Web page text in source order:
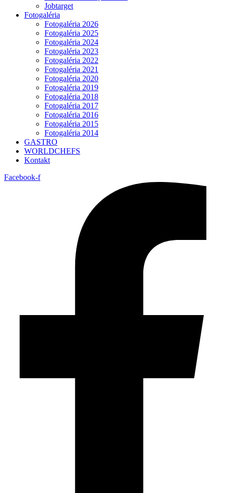
Jobtarget
Fotogaléria
Fotogaléria 2026
Fotogaléria 2025
Fotogaléria 2024
Fotogaléria 2023
Fotogaléria 2022
Fotogaléria 2021
Fotogaléria 2020
Fotogaléria 2019
Fotogaléria 2018
Fotogaléria 2017
Fotogaléria 2016
Fotogaléria 2015
Fotogaléria 2014
GASTRO
WORLDCHEFS
Kontakt
Facebook-f